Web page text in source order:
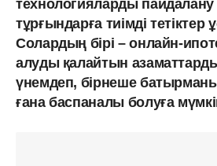
технологияларды
тұрғындарға тиімді тетіктер
Солардың бірі – онлайн-
алуды қалайтын
үнемдеп, бірнеше
ғана баспаналы болуға